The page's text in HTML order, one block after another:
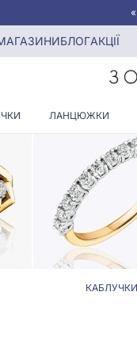
БЛОГАКЦІЇ
ЛАНЦЮЖКИ
бантиків
З
КАБЛУЧКИ